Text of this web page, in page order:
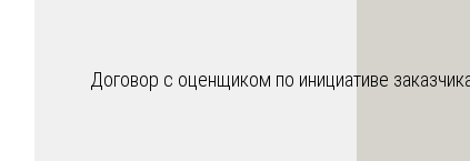
Договор с оценщиком по инициативе